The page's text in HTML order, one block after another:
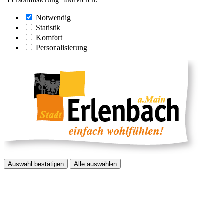
Notwendig
Statistik
Komfort
Personalisierung
Auswahl bestätigen Alle auswählen